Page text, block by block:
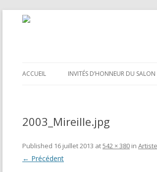
ACCUEIL INVITÉS D’HONNEUR DU SALON
2003_Mireille.jpg
Published 16 juillet 2013 at542 × 380 in
← Précédent